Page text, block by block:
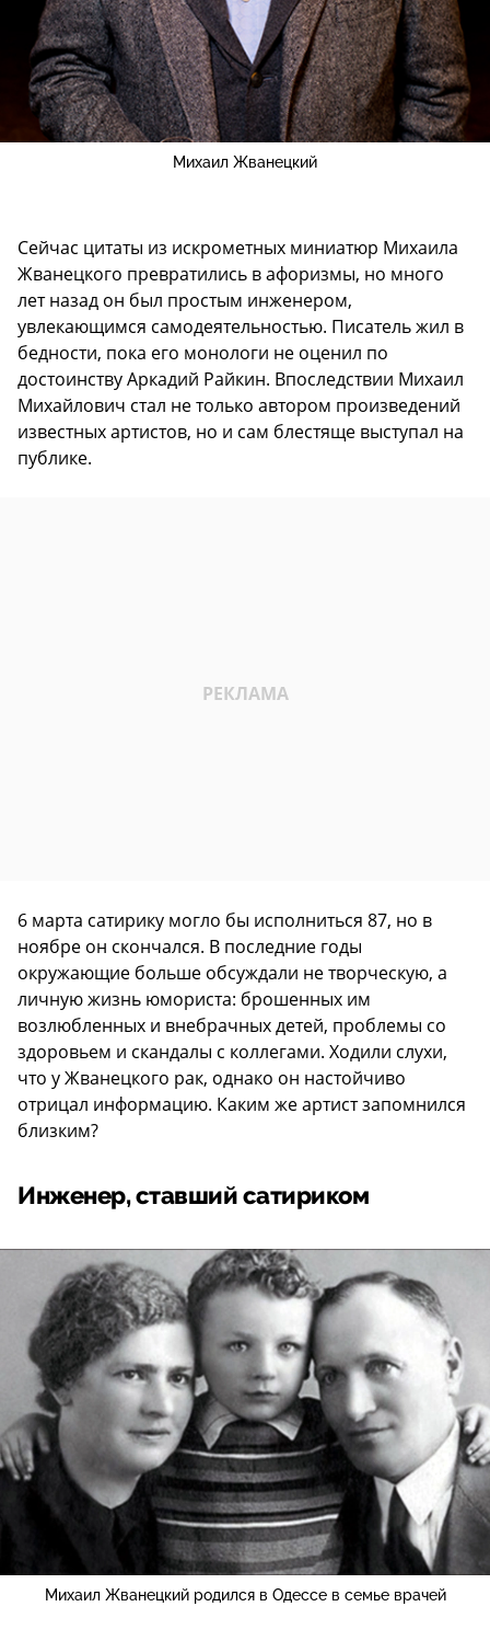
Михаил Жванецкий
Сейчас цитаты из искрометных миниатюр Михаила
Жванецкого превратились в афоризмы, но много
лет назад он был простым инженером,
увлекающимся самодеятельностью. Писатель жил в
бедности, пока его монологи не оценил по
достоинству Аркадий Райкин. Впоследствии Михаил
Михайлович стал не только автором произведений
известных артистов, но и сам блестяще выступал на
публике.
6 марта сатирику могло бы исполниться 87, но в
ноябре он скончался. В последние годы
окружающие больше обсуждали не творческую, а
личную жизнь юмориста: брошенных им
возлюбленных и внебрачных детей, проблемы со
здоровьем и скандалы с коллегами. Ходили слухи,
что у Жванецкого рак, однако он настойчиво
отрицал информацию. Каким же артист запомнился
близким?
Инженер, ставший сатириком
Михаил Жванецкий родился в Одессе в семье врачей